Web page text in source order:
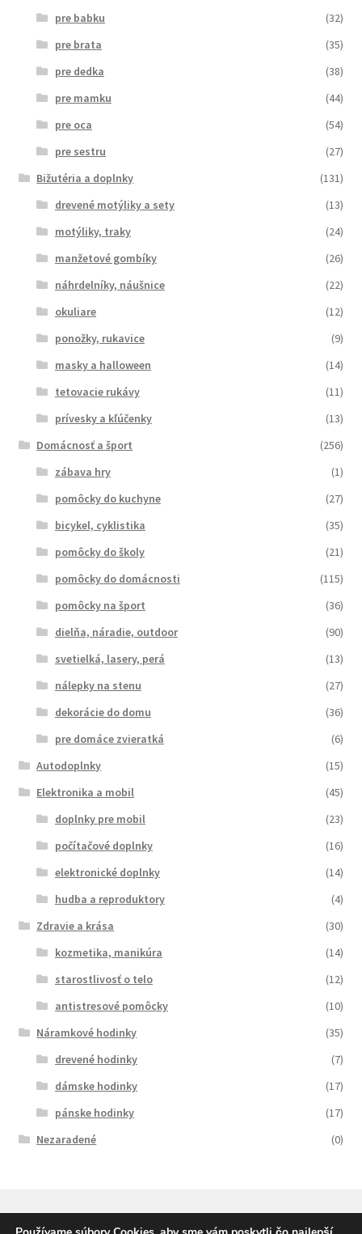
pre babku
(32)
pre brata
(35)
pre dedka
(38)
pre mamku
(44)
pre oca
(54)
pre sestru
(27)
Bižutéria a doplnky
(131)
drevené motýliky a sety
(13)
motýliky, traky
(24)
manžetové gombíky
(26)
náhrdelníky, náušnice
(22)
okuliare
(12)
ponožky, rukavice
(9)
masky a halloween
(14)
tetovacie rukávy
(11)
prívesky a kľúčenky
(13)
Domácnosť a šport
(256)
zábava hry
(1)
pomôcky do kuchyne
(27)
bicykel, cyklistika
(35)
pomôcky do školy
(21)
pomôcky do domácnosti
(115)
pomôcky na šport
(36)
dielňa, náradie, outdoor
(90)
svetielká, lasery, perá
(13)
nálepky na stenu
(27)
dekorácie do domu
(36)
pre domáce zvieratká
(6)
Autodoplnky
(15)
Elektronika a mobil
(45)
doplnky pre mobil
(23)
počítačové doplnky
(16)
elektronické doplnky
(14)
hudba a reproduktory
(4)
Zdravie a krása
(30)
kozmetika, manikúra
(14)
starostlivosť o telo
(12)
antistresové pomôcky
(10)
Náramkové hodinky
(35)
drevené hodinky
(7)
dámske hodinky
(17)
pánske hodinky
(17)
Nezaradené
(0)